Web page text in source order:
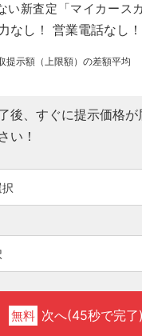
い新査定「マイカースカ
提示額（上限額）の差額平均
無料 次へ(45秒で完了)